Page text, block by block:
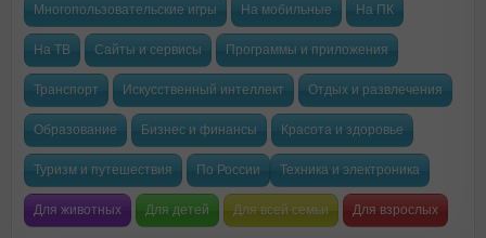
Многопользовательские игры На мобильные На ПК
На ТВ Сайты и сервисы Программы и приложения
Транспорт Искусственный интеллект Отдых и развлечения
Образование Бизнес и финансы Красота и здоровье
Туризм и путешествия По России Техника и электроника
Для животных Для детей Для всей семьи Для взрослых